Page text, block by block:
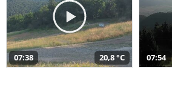
07:38 20,8 °C 07:54